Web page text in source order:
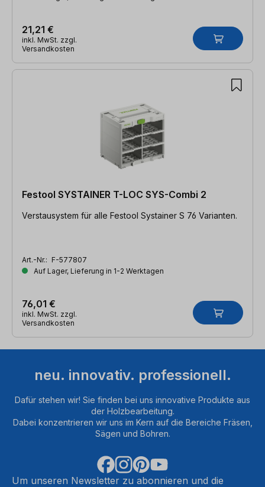
21,21 €
inkl. MwSt. zzgl.
Versandkosten
Festool SYSTAINER T-LOC SYS-Combi 2
Verstausystem für alle Festool Systainer S 76 Varianten.
Art.-Nr.: F-577807
Auf Lager, Lieferung in 1-2 Werktagen
76,01 €
inkl. MwSt. zzgl.
Versandkosten
neu. innovativ. professionell.
Dafür stehen wir! Sie finden bei uns innovative Produkte aus
der Holzbearbeitung.
Dabei konzentrieren wir uns im Kern auf die Bereiche Fräsen,
Sägen und Bohren.
Um unseren Newsletter zu abonnieren und die